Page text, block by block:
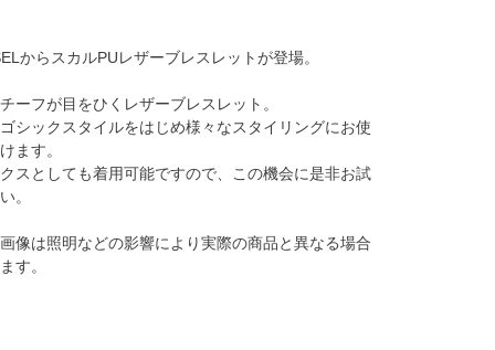
からスカルPUレザーブレスレットが登場。
ーフが目をひくレザーブレスレット。
シックスタイルをはじめ様々なスタイリングにお使
ます。
スとしても着用可能ですので、この機会に是非お試
。
像は照明などの影響により実際の商品と異なる場合
す。